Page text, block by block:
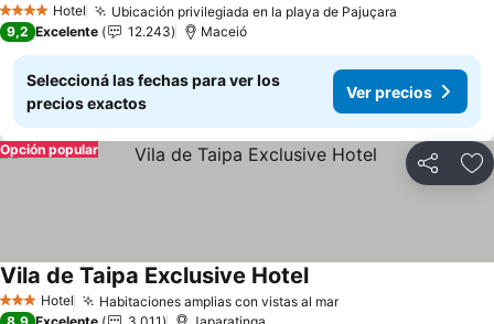
4 EstrellasHotel Ubicación privilegiada en la playa de Pajuçara
9,2 Excelente 12.243 Maceió
Seleccioná las fechas para ver los
precios exactos
Ver precios
Compartir
Opción popular
3 Estrellas
Hotel Habitaciones amplias con vistas al marVer precios
Vila de Taipa Exclusive HotelVer precios